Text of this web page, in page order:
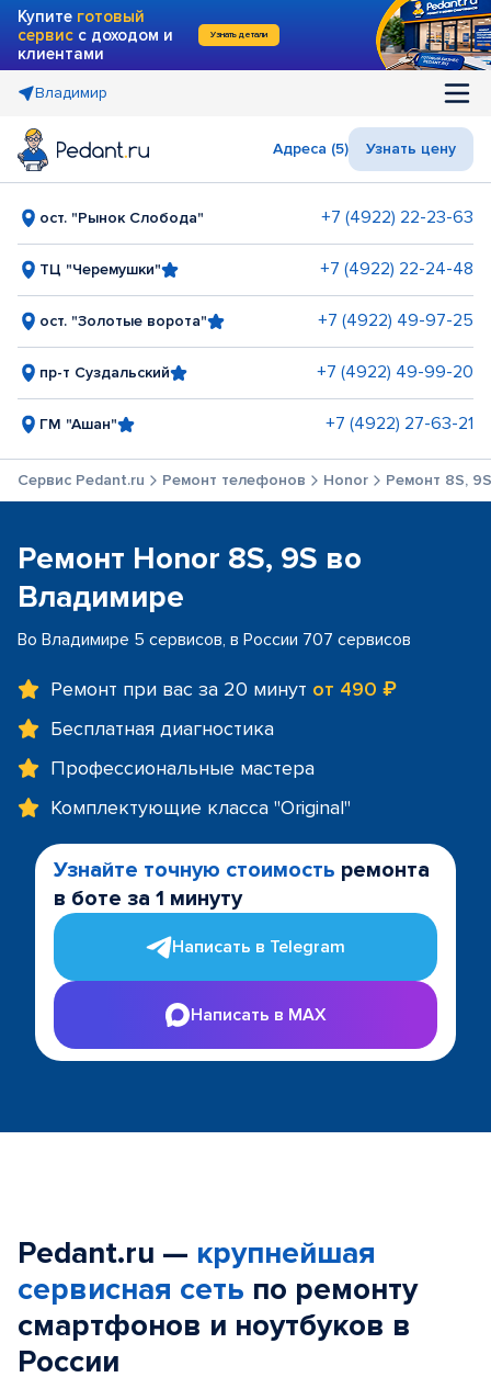
Купите готовый
сервис с доходом и
клиентами
Узнать детали
Владимир
Адреса (5) Узнать цену
ост. "Рынок Слобода" +7 (4922) 22-23-63
ТЦ "Черемушки" +7 (4922) 22-24-48
ост. "Золотые ворота" +7 (4922) 49-97-25
пр-т Суздальский +7 (4922) 49-99-20
ГМ "Ашан" +7 (4922) 27-63-21
Сервис Pedant.ru Ремонт телефонов Honor Ремонт 8S, 9S
Ремонт Honor 8S, 9S во
Владимире
Во Владимире 5 сервисов, в России 707 сервисов
Ремонт при вас за 20 минут от 490 ₽
Бесплатная диагностика
Профессиональные мастера
Комплектующие класса "Original"
Узнайте точную стоимость ремонта
в боте за 1 минуту
Написать в Telegram
Написать в MAX
Pedant.ru — крупнейшая
сервисная сеть по ремонту
смартфонов и ноутбуков в
России